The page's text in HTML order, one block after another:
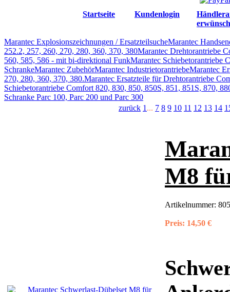
Startseite Kundenlogin
Marantec Explosionszeichnungen / ErsatzteilsucheMarantec
252.2, 257, 260, 270, 280, 360, 370, 380Marantec Drehtorantriebe
560, 585, 586 - mit bi-direktional FunkMarantec Schiebetorantriebe
SchrankeMarantec ZubehörMarantec IndustrietorantriebeMarantec
270, 280, 360, 370, 380.Marantec Ersatzteile für Drehtorantriebe
Schiebetorantriebe Comfort 820, 830, 850, 850S, 851, 851S, 870,
Schranke Parc 100, Parc 200 und Parc 300
zurück 1 ... 7 8 9 10 11 12 13 14
M8
Artikelnummer:
Preis: 14,50 €